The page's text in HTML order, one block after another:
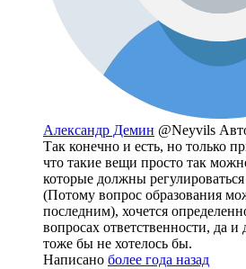
Александр Демин @Neyvils
Так конечно и есть, но только
что такие вещи просто так
которые должны
(Потому вопрос образования
последним), хочется
вопросах ответственности, да и
тоже бы не хотелось бы.
Написано более года назад